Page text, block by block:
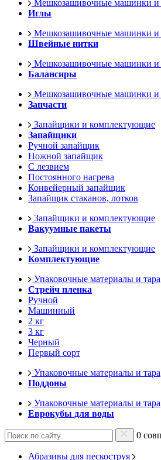
Мешкозашивочные машинки и
Иглы
Мешкозашивочные машинки и
Швейные нитки
Мешкозашивочные машинки и
Балансиры
Мешкозашивочные машинки и
Запчасти
Запайщики и комплектующие
Запайщики
Ручной запайщик
Ножной запайщик
С лезвием
Постоянного нагрева
Конвейерный запайщик
Запайщик стаканов, лотков
Запайщики и комплектующие
Вакуумные пакеты
Запайщики и комплектующие
Комплектующие
Упаковочные материалы и тара
Стрейч пленка
Ручной
Машинный
2 кг
3 кг
Черный
Первый сорт
Упаковочные материалы и тара
Поддоны
Упаковочные материалы и тара
Еврокубы для воды
0
Абразивы для пескоструя